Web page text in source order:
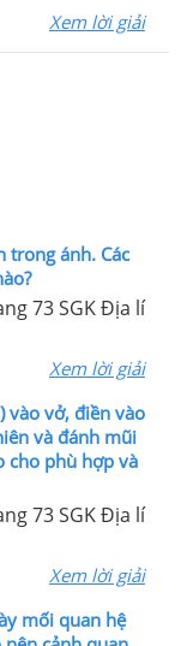
Xem lời giải
trong ánh. Các
73 SGK Địa lí
Xem lời giải
vào vở, điền vào
và đánh mũi
cho phù hợp và
73 SGK Địa lí
Xem lời giải
mối quan hệ